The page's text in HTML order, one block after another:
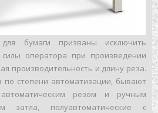
для бумаги призваны исключить
оператора при произведении
производительность и длину реза.
по степени автоматизации, бывают
автоматическим резом и ручным
затла, полуавтоматические с